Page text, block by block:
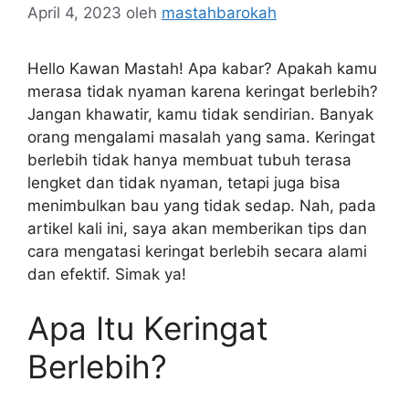
April 4, 2023 oleh mastahbarokah
Hello Kawan Mastah! Apa kabar? Apakah kamu
merasa tidak nyaman karena keringat berlebih?
Jangan khawatir, kamu tidak sendirian. Banyak
orang mengalami masalah yang sama. Keringat
berlebih tidak hanya membuat tubuh terasa
lengket dan tidak nyaman, tetapi juga bisa
menimbulkan bau yang tidak sedap. Nah, pada
artikel kali ini, saya akan memberikan tips dan
cara mengatasi keringat berlebih secara alami
dan efektif. Simak ya!
Apa Itu Keringat
Berlebih?